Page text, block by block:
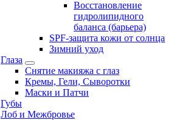
Восстановление
гидролипидного
баланса (барьера)
SPF-защита кожи от солнца
Зимний уход
Глаза
Снятие макияжа с глаз
Кремы, Гели, Сыворотки
Маски и Патчи
Губы
Лоб и Межбровье